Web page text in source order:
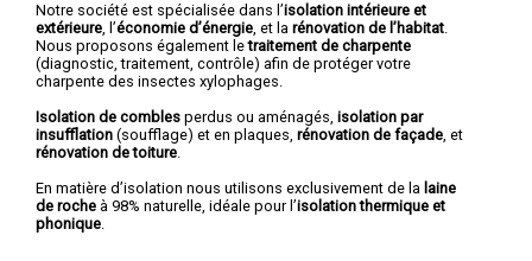
Notre société est spécialisée dans l’isolation intérieure et
extérieure, l’économie d’énergie, et la rénovation de l’habitat.
Nous proposons également letraitement de charpente
(diagnostic, traitement, contrôle) afin de protéger votre
charpente des insectes xylophages.
Isolation de combles perdus ou aménagés, isolation par
insufflation (soufflage) et en plaques, rénovation de façade, et
rénovation de toiture.
En matière d’isolation nous utilisons exclusivement de la laine
de roche à 98% naturelle, idéale pour l’isolation thermique et
phonique.